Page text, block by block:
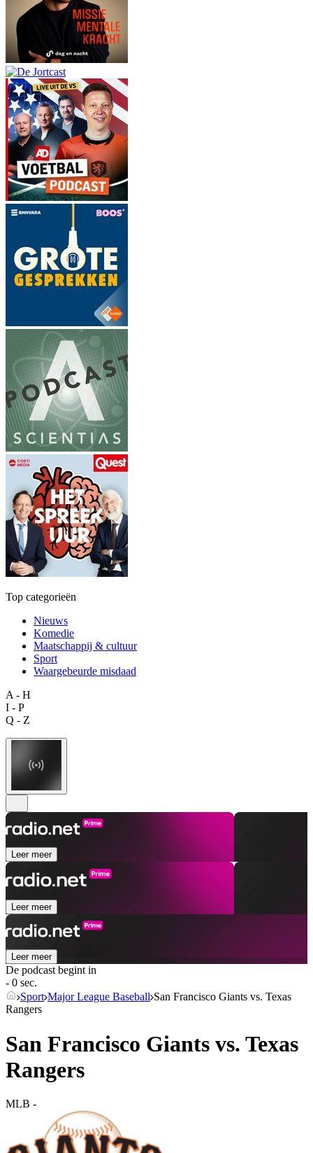
Top categorieën
Nieuws
Komedie
Maatschappij & cultuur
Sport
Waargebeurde misdaad
A - H
I - P
Q - Z
Leer meer
Leer meer
Leer meer
De podcast begint in
- 0 sec.
Sport Major League Baseball San Francisco Giants vs. Texas
Rangers
San Francisco Giants vs. Texas
Rangers
MLB -